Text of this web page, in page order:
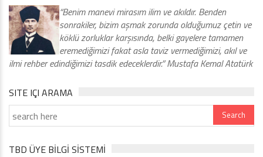
“Benim manevi mirasım ilim ve akıldır. Benden
sonrakiler, bizim aşmak zorunda olduğumuz çetin ve
köklü zorluklar karşısında, belki gayelere tamamen
eremediğimizi fakat asla taviz vermediğimizi, akıl ve
ilmi rehber edindiğimizi tasdik edeceklerdir.” Mustafa Kemal Atatürk
SITE IÇI ARAMA
TBD ÜYE BİLGİ SİSTEMİ